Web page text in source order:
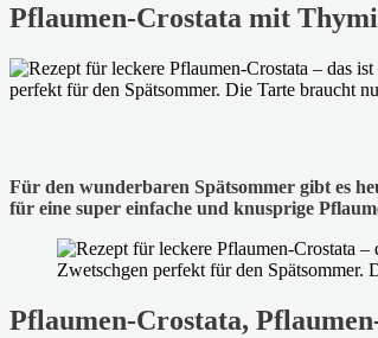
Pflaumen-Crostata mit
Für den wunderbaren Spätsommer gibt es
für eine super einfache und knusprige
Pflaumen-Crostata,